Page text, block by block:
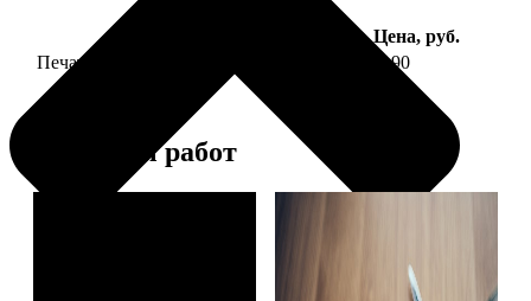
Цена, руб.
Печать фото на тарелке диаметром 20 см
1190
Примеры работ